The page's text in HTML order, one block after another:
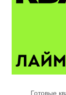
Готовые